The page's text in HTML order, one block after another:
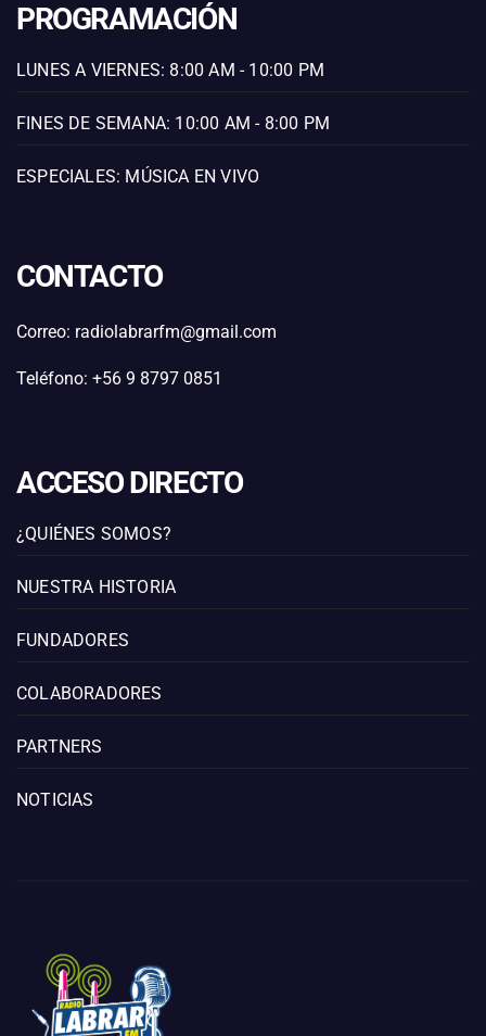
PROGRAMACIÓN
LUNES A VIERNES: 8:00 AM - 10:00 PM
FINES DE SEMANA: 10:00 AM - 8:00 PM
ESPECIALES: MÚSICA EN VIVO
CONTACTO
Correo: radiolabrarfm@gmail.com
Teléfono: +56 9 8797 0851
ACCESO DIRECTO
¿QUIÉNES SOMOS?
NUESTRA HISTORIA
FUNDADORES
COLABORADORES
PARTNERS
NOTICIAS